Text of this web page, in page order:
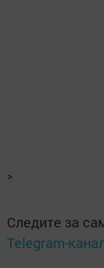
>
Следите за
Telegram-